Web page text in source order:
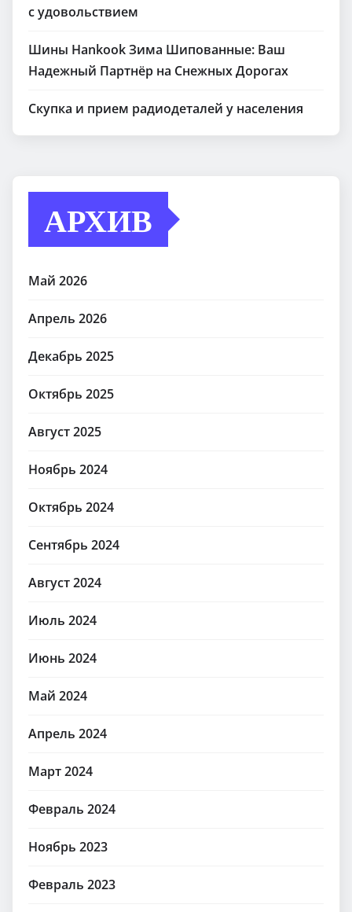
с удовольствием
Шины Hankook Зима Шипованные: Ваш
Надежный Партнёр на Снежных Дорогах
Скупка и прием радиодеталей у населения
АРХИВ
Май 2026
Апрель 2026
Декабрь 2025
Октябрь 2025
Август 2025
Ноябрь 2024
Октябрь 2024
Сентябрь 2024
Август 2024
Июль 2024
Июнь 2024
Май 2024
Апрель 2024
Март 2024
Февраль 2024
Ноябрь 2023
Февраль 2023